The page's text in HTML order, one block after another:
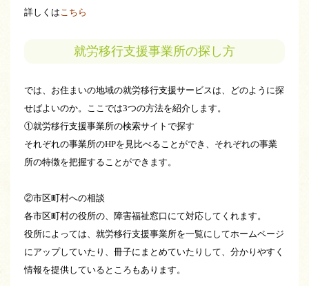
詳しくは こちら
就労移行支援事業所の探し方
では、お住まいの地域の就労移行支援サービスは、どのように探
せばよいのか。ここでは3つの方法を紹介します。
①就労移行支援事業所の検索サイトで探す
それぞれの事業所のHPを見比べることができ、それぞれの事業
所の特徴を把握することができます。
②市区町村への相談
各市区町村の役所の、障害福祉窓口にて対応してくれます。
役所によっては、就労移行支援事業所を一覧にしてホームページ
にアップしていたり、冊子にまとめていたりして、分かりやすく
情報を提供しているところもあります。